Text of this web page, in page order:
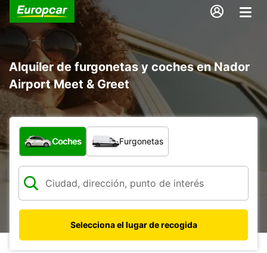
Alquiler de furgonetas y coches en Nador
Airport Meet & Greet
¿Qué tipo de vehículo?
Coches Furgonetas
Selecciona el lugar de recogida